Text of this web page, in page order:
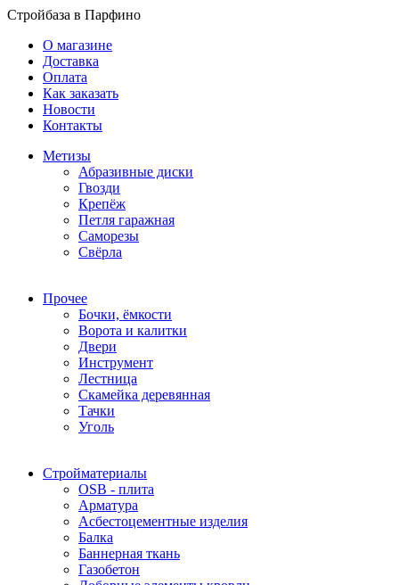
Стройбаза в Парфино
О магазине
Доставка
Оплата
Как заказать
Новости
Контакты
Метизы
Абразивные диски
Гвозди
Крепёж
Петля гаражная
Саморезы
Свёрла
Прочее
Бочки, ёмкости
Ворота и калитки
Двери
Инструмент
Лестница
Скамейка деревянная
Тачки
Уголь
Стройматериалы
OSB - плита
Арматура
Асбестоцементные изделия
Балка
Баннерная ткань
Газобетон